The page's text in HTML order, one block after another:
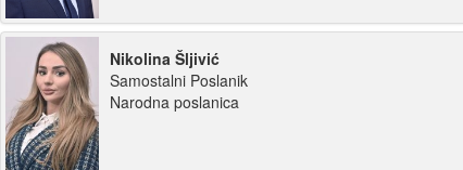
Nikolina Šljivić
Samostalni Poslanik
Narodna poslanica